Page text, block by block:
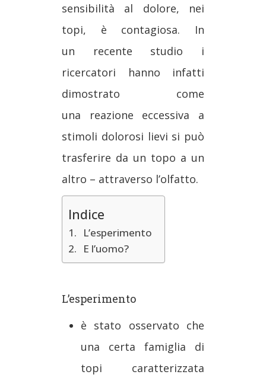
sensibilità al dolore, nei
topi, è contagiosa. In
un recente studio i
ricercatori hanno infatti
dimostrato come
una reazione eccessiva a
stimoli dolorosi lievi si può
trasferire da un topo a un
altro – attraverso l’olfatto.
Indice
L’esperimento
E l’uomo?
L’esperimento
è stato osservato che
una certa famiglia di
topi caratterizzata